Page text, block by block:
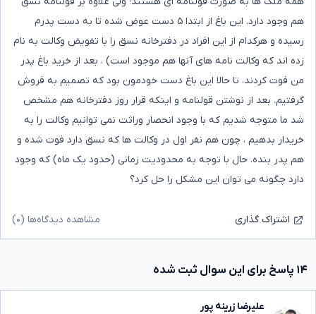
هم وجود دارد. این باغ از ابتدا ۵ دست عوض شده تا به دست پدرم
رسیده و هرکدام از این افراد در دفترخانه نسق را با تفویض وکالت به نام
زده اند که وکالت نامه های آنها هم موجود است) ، بعد از خرید باغ پدر
من فوت کردند، تا حالا این باغ دست خودمون بود که تصمیم به فروش
گرفتیم. بعد از نوشتن قولنامه و اینکه قرار روز دفترخانه هم مشخص
شد ما متوجه شدیم که با وجود انحصار وراثت نمی توانیم وکالت را به
خریدار بدهیم ، چون هم نفر اول در وکالت ها که نسق دارد فوت شده و
هم پدر بنده. حال با توجه به محدودیت زمانی (حدود یک ماه) که وجود
دارد چگونه می توان این مشکل را حل کرد؟
اشتراک گذاری مشاهده دیدگاه‌ها (۰)
۱۴ پاسخ برای این سوال ثبت شده
علیرضا زرینه پور